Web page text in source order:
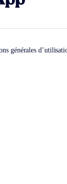
générales